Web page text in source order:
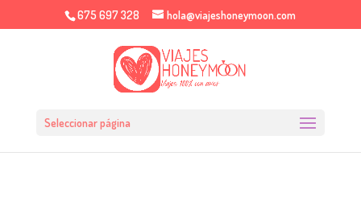
675 697 328 hola@viajeshoneymoon.com
Seleccionar página